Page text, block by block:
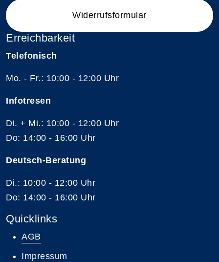
Widerrufsformular
Erreichbarkeit
Telefonisch
Mo. - Fr.: 10:00 - 12:00 Uhr
Infotresen
Di. + Mi.: 10:00 - 12:00 Uhr
Do: 14:00 - 16:00 Uhr
Deutsch-Beratung
Di.: 10:00 - 12:00 Uhr
Do: 14:00 - 16:00 Uhr
Quicklinks
AGB
Impressum